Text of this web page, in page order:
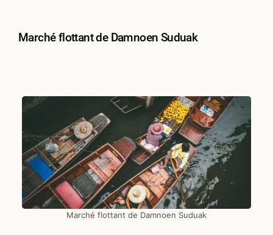
Marché flottant de Damnoen Suduak
Marché flottant de Damnoen Suduak